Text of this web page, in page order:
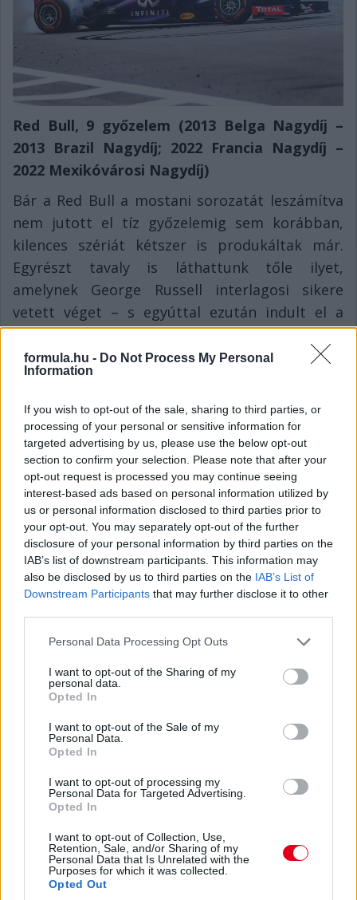
formula.hu - Do Not Process My Personal
Information
If you wish to opt-out of the sale, sharing to third parties, or
processing of your personal or sensitive information for
targeted advertising by us, please use the below opt-out
section to confirm your selection. Please note that after your
opt-out request is processed you may continue seeing
interest-based ads based on personal information utilized by
us or personal information disclosed to third parties prior to
your opt-out. You may separately opt-out of the further
disclosure of your personal information by third parties on the
IAB’s list of downstream participants. This information may
also be disclosed by us to third parties on the IAB’s List of
Downstream Participants that may further disclose it to other
Please note that this website/app uses one or more Google
not limited to your visit or usage behaviour. You may click to
grant or deny consent to Google and its third-party tags to
use your data for below specified purposes in below Google
consent section.
Personal Data Processing Opt Outs
I want to opt-out of the Sharing of my
personal data.
Opted In
I want to opt-out of the Sale of my
Personal Data.
Opted In
I want to opt-out of processing my
Personal Data for Targeted Advertising.
Opted In
I want to opt-out of Collection, Use,
Retention, Sale, and/or Sharing of my
Personal Data that Is Unrelated with the
Purposes for which it was collected.
Opted Out
Red Bull, 9 győzelem (2013 Belga Nagydíj –
2013 Brazil Nagydíj; 2022 Francia Nagydíj –
2022 Mexikóvárosi Nagydíj)
Bár a Red Bull a mostani sorozatát leszámítva
nem jutott el tíz győzelemig sem korábban,
kilences szériát kétszer is produkáltak már.
Egyrészt tavaly is láthattunk tőle ilyet,
amelynek George Russell interlagosi sikere
vetett véget – s egyúttal ezután indult el a
mostani diadalmenete Verstappenéknek.
Másrészt a 2013-as évad végén Vettel egymaga
produkált egy kilences szériát Belgiumtól
Brazíliáig: versenyzőkre lebontva mindmáig ez
az abszolút csúcs (amit persze anno Alberto
Ascari is megcsinált 1952-1953-ban, ha nem
számoljuk az Indy 500-akat), így ez lehet a
következő cél, ami Verstappen szeme előtt
lebeg…
Ha ismerőseid figyelmébe ajánlanád a cikket, megteheted az
alábbi gombokkal:
Megosztás e-mailben Megosztás Facebookon
További cikkeink a témában
F1Stat: McLaren 40, domináns Racing Bulls